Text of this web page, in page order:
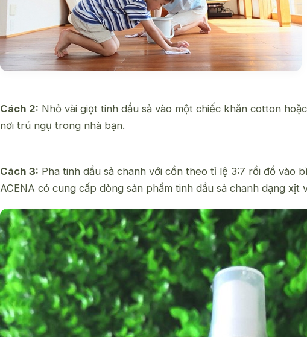
Cách 2: Nhỏ vài giọt tinh dầu sả vào một chiếc khăn cotton
nơi trú ngụ trong nhà bạn.
Cách 3: Pha tinh dầu sả chanh với cồn theo tỉ lệ 3:7 rồi đổ vào
ACENA có cung cấp dòng sản phẩm tinh dầu sả chanh dạng xịt